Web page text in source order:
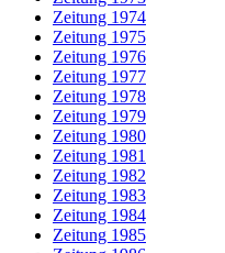
Zeitung 1974
Zeitung 1975
Zeitung 1976
Zeitung 1977
Zeitung 1978
Zeitung 1979
Zeitung 1980
Zeitung 1981
Zeitung 1982
Zeitung 1983
Zeitung 1984
Zeitung 1985